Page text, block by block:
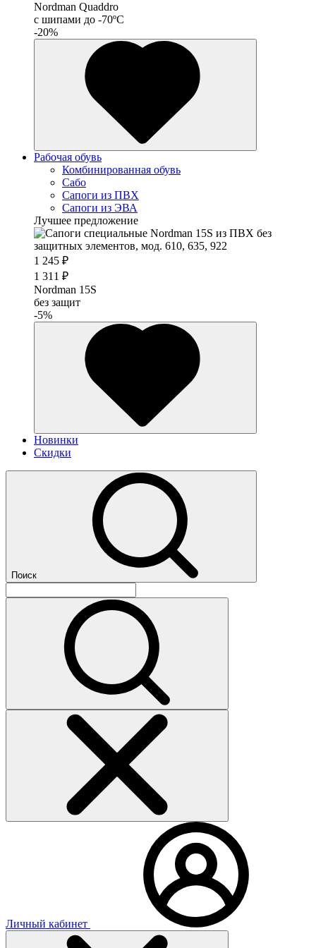
Nordman Quaddro
с шипами до -70ºС
-20%
Рабочая обувь
Комбинированная обувь
Сабо
Сапоги из ПВХ
Сапоги из ЭВА
Лучшее предложение
1 245 ₽
1 311 ₽
Nordman 15S
без защит
-5%
Новинки
Скидки
Поиск
Личный кабинет